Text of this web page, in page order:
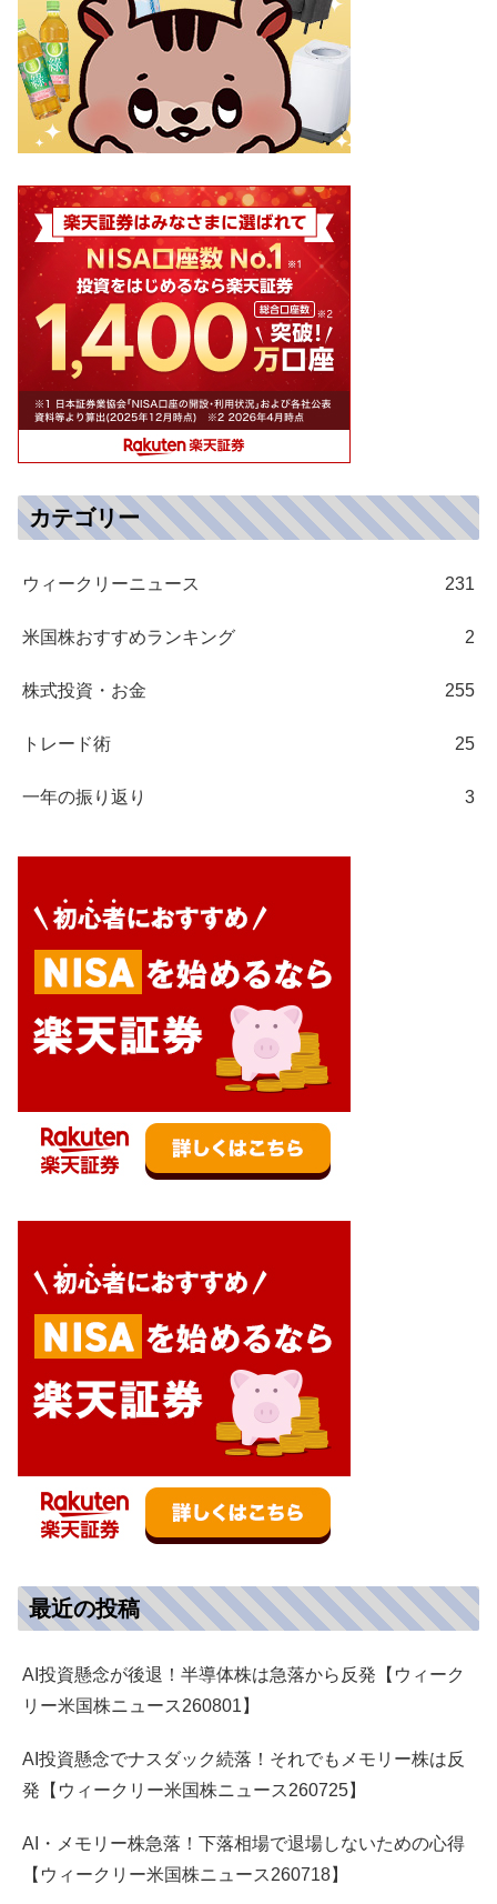
カテゴリー
ウィークリーニュース 231
米国株おすすめランキング 2
株式投資・お金 255
トレード術 25
一年の振り返り 3
最近の投稿
AI投資懸念が後退！半導体株は急落から反発【ウィーク
リー米国株ニュース260801】
AI投資懸念でナスダック続落！それでもメモリー株は反
発【ウィークリー米国株ニュース260725】
AI・メモリー株急落！下落相場で退場しないための心得
【ウィークリー米国株ニュース260718】